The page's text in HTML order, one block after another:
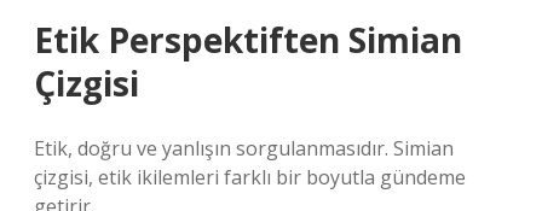
Etik Perspektiften Simian
Çizgisi
Etik, doğru ve yanlışın sorgulanmasıdır. Simian
çizgisi, etik ikilemleri farklı bir boyutla gündeme